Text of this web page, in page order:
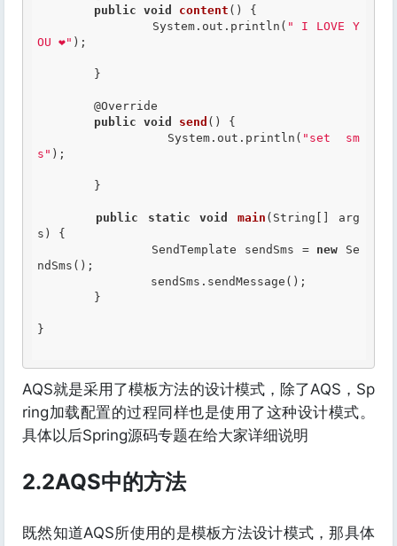
public void content () {
		System.out.println(
" I LOVE Y
OU ❤" );
@Override
public void send () {
		System.out.println(
"set sm
s" );
public static void main (String[] arg
s) {
		SendTemplate sendSms =
new Se
ndSms();
}
AQS就是采用了模板方法的设计模式，除了AQS，Sp
ring加载配置的过程同样也是使用了这种设计模式。
具体以后Spring源码专题在给大家详细说明
2.2AQS中的方法
既然知道AQS所使用的是模板方法设计模式，那具体